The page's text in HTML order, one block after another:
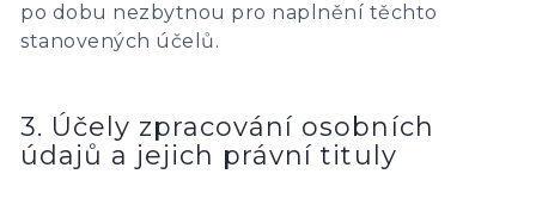
po dobu nezbytnou pro naplnění těchto
stanovených účelů.
3. Účely zpracování osobních
údajů a jejich právní tituly